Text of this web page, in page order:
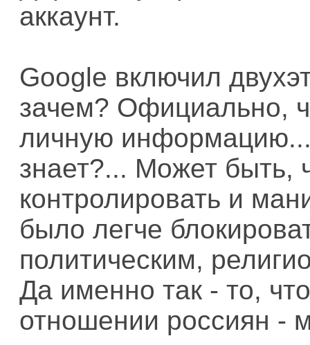
аккаунт.
Google включил
зачем? Официально,
личную
знает?... Может быть,
контролировать и
было легче
политическим,
Да именно так - то,
отношении россиян -